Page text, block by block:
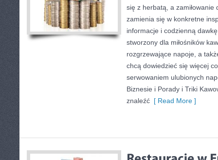
się z herbatą, a
zamienia się w konkretne
informacje i codzienną
stworzony dla miłośników
rozgrzewające napoje, a
chcą dowiedzieć się więcej
serwowaniem ulubionych
Biznesie i Porady i Triki
znaleźć [ Read More ]